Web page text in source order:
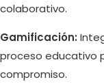
colaborativo.
Gamificación:
proceso educativo
compromiso.